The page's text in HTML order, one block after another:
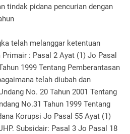
tindak pidana pencurian dengan
telah melanggar ketentuan
: Pasal 2 Ayat (1) Jo Pasal
1999 Tentang Pemberantasan
telah diubah dan
No. 20 Tahun 2001 Tentang
No.31 Tahun 1999 Tentang
Korupsi Jo Pasal 55 Ayat (1)
Subsidair: Pasal 3 Jo Pasal 18